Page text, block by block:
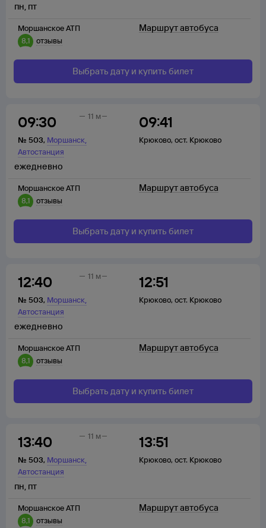
Моршанское АТП
8,1
отзывы
пн, пт
Маршрут автобуса
Выбрать дату и купить билет
09:30
№ 503, Моршанск,
Автостанция
09:41
Крюково, ост. Крюково
11 м
Моршанское АТП
8,1
отзывы
ежедневно
Маршрут автобуса
Выбрать дату и купить билет
12:40
№ 503, Моршанск,
Автостанция
12:51
Крюково, ост. Крюково
11 м
Моршанское АТП
8,1
отзывы
ежедневно
Маршрут автобуса
Выбрать дату и купить билет
13:40
№ 503, Моршанск,
Автостанция
13:51
Крюково, ост. Крюково
11 м
Моршанское АТП
8,1
отзывы
пн, пт
Маршрут автобуса